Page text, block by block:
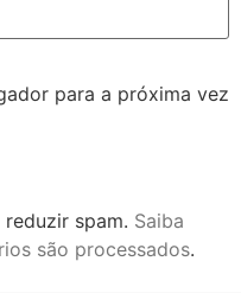
para a próxima vez
spam. Saiba
são processados.